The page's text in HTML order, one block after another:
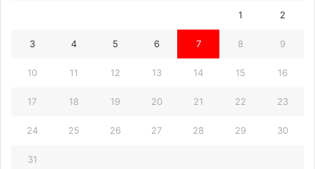
1 2
3 4 5 6 7 8 9
10 11 12 13 14 15 16
17 18 19 20 21 22 23
24 25 26 27 28 29 30
31